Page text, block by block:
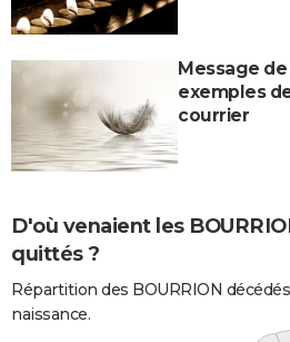
Message
exemples
courrier
D'où venaient les
quittés ?
Répartition des BOURRION
naissance.